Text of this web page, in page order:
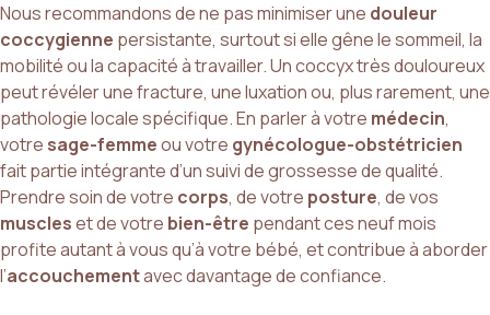
Nous recommandons de ne pas minimiser une douleur
coccygienne persistante, surtout si elle gêne le sommeil, la
mobilité ou la capacité à travailler. Un coccyx très douloureux
peut révéler une fracture, une luxation ou, plus rarement, une
pathologie locale spécifique. En parler à votre médecin,
votre sage-femmeou votre gynécologue-obstétricien
fait partie intégrante d’un suivi de grossesse de qualité.
Prendre soin de votre corps, de votre posture, de vos
muscleset de votre bien-être pendant ces neuf mois
profite autant à vous qu’à votre bébé, et contribue à aborder
l’accouchementavec davantage de confiance.